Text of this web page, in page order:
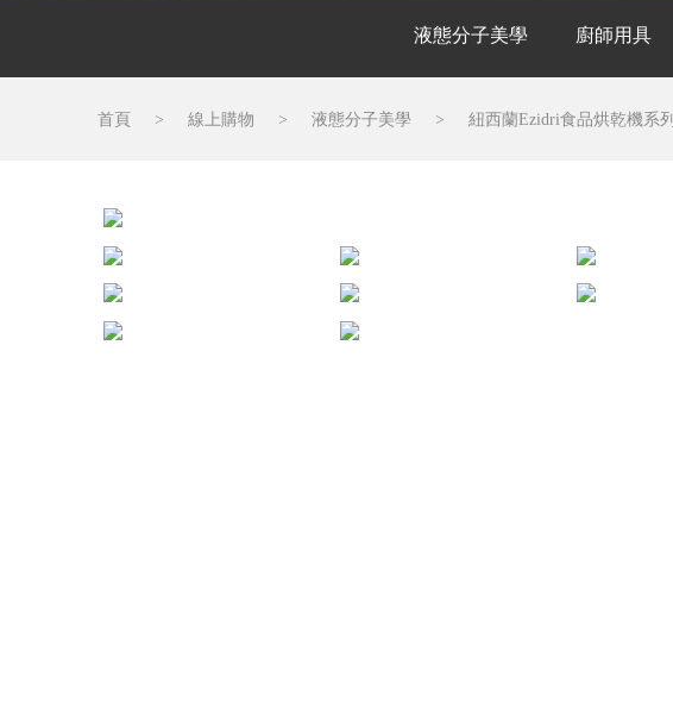
液態分子美學 廚師用具
首頁 > 線上購物 > 液態分子美學 > 紐西蘭Ezidri食品烘乾機系列